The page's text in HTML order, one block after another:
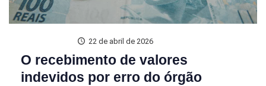
22 de abril de 2026
O recebimento de valores
indevidos por erro do órgão